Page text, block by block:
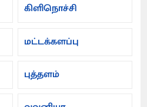
கிளிநொச்சி
மட்டக்களப்பு
புத்தளம்